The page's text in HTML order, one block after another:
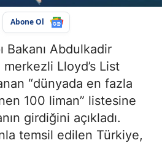
Abone Ol
Bakanı Abdulkadir
Lloyd’s List
“dünyada en fazla
100 liman” listesine
girdiğini açıkladı.
temsil edilen Türkiye,